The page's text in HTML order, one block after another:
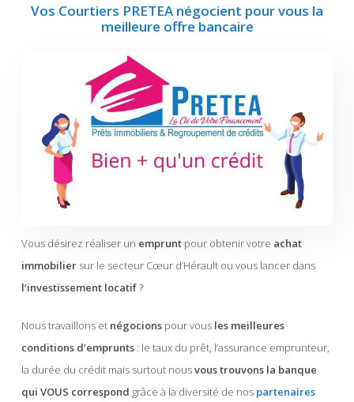
Vos Courtiers PRETEA négocient pour vous la
meilleure offre bancaire
Vous désirez réaliser un empruntpour obtenir votre achat
immobiliersur le secteur Cœur d’Hérault ou vous lancer dans
l’investissement locatif?
Nous travaillons et négocionspour vous les meilleures
conditions d’emprunts: le taux du prêt, l’assurance emprunteur,
la durée du crédit mais surtout nousvous trouvons la banque
qui VOUS correspond grâce à la diversité de nos partenaires